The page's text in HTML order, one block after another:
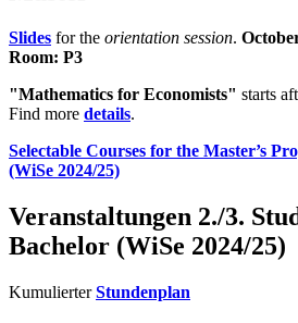
Slides for the orientation session.
Room: P3
"Mathematics for Economists" starts
Find more details.
Selectable Courses for the Master’s
(WiSe 2024/25)
Veranstaltungen 2./3.
Bachelor (WiSe 2024/25)
KumulierterStundenplan